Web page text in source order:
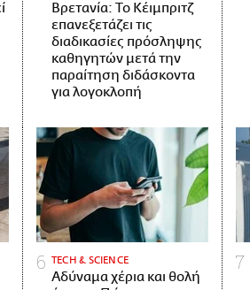
Βρετανία: Το Κέιμπριτζ
επανεξετάζει τις
διαδικασίες πρόσληψης
καθηγητών μετά την
παραίτηση διδάσκοντα
για λογοκλοπή
ΤECH & SCIENCE
Αδύναμα χέρια και θολή